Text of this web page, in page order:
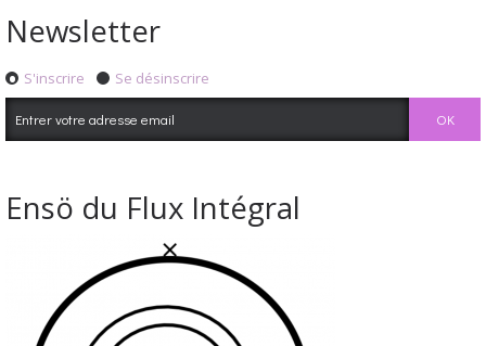
Newsletter
S'inscrire Se désinscrire
Ensö du Flux Intégral